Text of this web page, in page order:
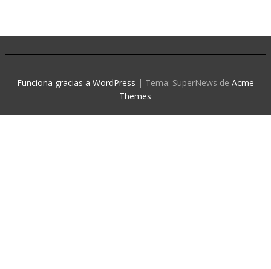
Funciona gracias a WordPress | Tema: SuperNews de Acme
Themes